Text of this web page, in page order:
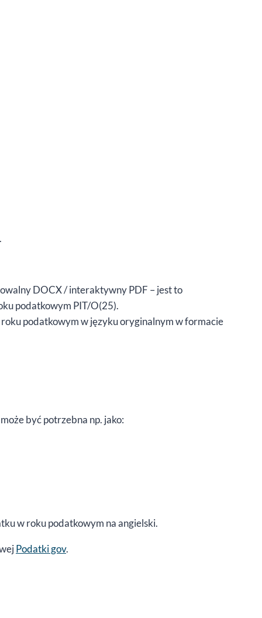
DOCX / interaktywny PDF – jest to
podatkowym PIT/O(25).
podatkowym w języku oryginalnym w formacie
być potrzebna np. jako:
w roku podatkowym na angielski.
Podatki gov.